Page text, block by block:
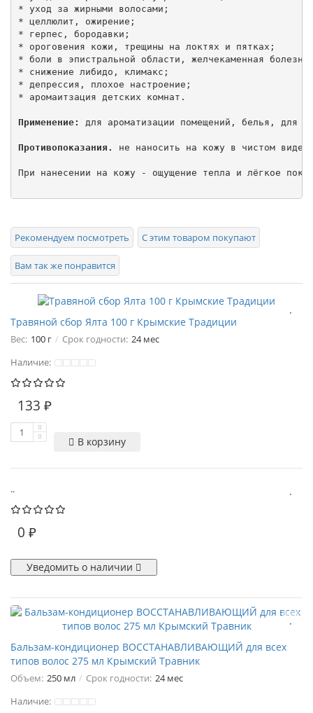
* уход за жирными волосами;
* целлюлит, ожирение;
* герпес, бородавки;
* ороговения кожи, трещины на локтях и пятках;
* боли в эпистральной области, желчекаменная
* снижение либидо, климакс;
* депрессия, плохое настроение;
* аромаитзация детских комнат.
Применение: для ароматизации помещений, белья, для
Противопоказания. не наносить на кожу в чистом виде
При нанесении на кожу - ощущение тепла и лёгкое
Рекомендуем посмотреть С этим товаром покупают
Вам так же понравится
Травяной сбор Ялта 100 г Крымские Традиции
Вес: 100 г Срок годности: 24 мес
Наличие:
133 ₽
В корзину
..
0 ₽
Уведомить о наличии
Бальзам-кондиционер ВОССТАНАВЛИВАЮЩИЙ для всех
типов волос 275 мл Крымский Травник
Объем: 250 мл Срок годности: 24 мес
Наличие: